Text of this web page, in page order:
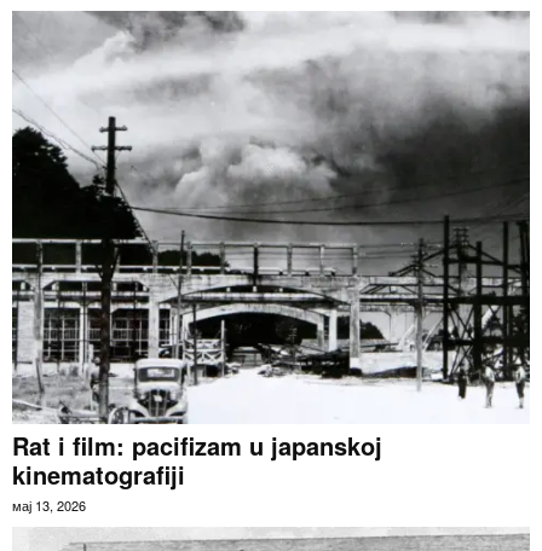
Rat i film: pacifizam u japanskoj
kinematografiji
мај 13, 2026